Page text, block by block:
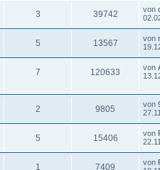
3 39742 von
5 13567 von
7 120633 von
2 9805 von
5 15406 von
1 7409 von